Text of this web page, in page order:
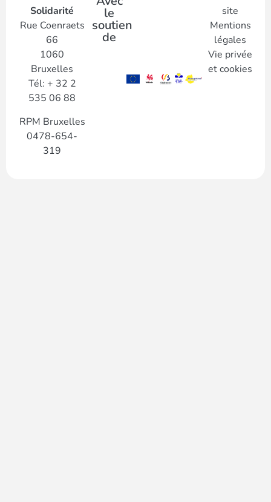
Solidarité
Rue Coenraets
66
1060
Bruxelles
Tél: + 32 2
535 06 88
RPM Bruxelles
0478-654-
319
le
soutien
de
site
Mentions
légales
Vie privée
et cookies